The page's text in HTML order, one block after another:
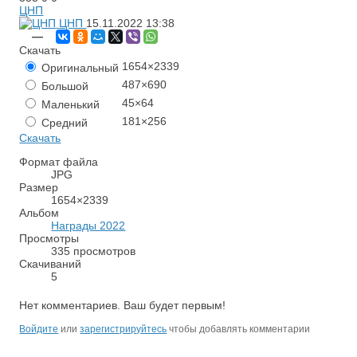
ЦНП
ЦНП 15.11.2022 13:38
—
Скачать
Оригинальный 1654×2339
Большой
487×690
Маленький
45×64
Средний
181×256
Скачать
Формат файла
JPG
Размер
1654×2339
Альбом
Награды 2022
Просмотры
335 просмотров
Скачиваний
5
Нет комментариев. Ваш будет первым!
Войдите илизарегистрируйтесь чтобы добавлять комментарии